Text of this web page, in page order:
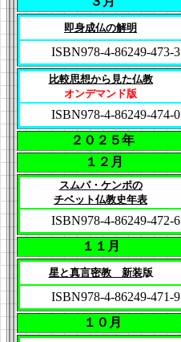
即身成仏の解明
ISBN978-4-86249-473-3
比較思想から見た仏教
オンデマンド版
ISBN978-4-86249-474-0
２０２５年
１２月
スムパ・ケンポの
チベット仏教史年表
ISBN978-4-86249-472-6
１１月
星と真言密教 新装版
ISBN978-4-86249-471-9
１０月